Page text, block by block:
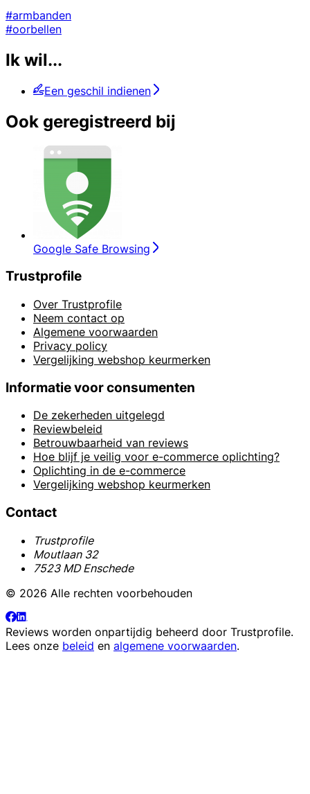
#armbanden
#oorbellen
Ik wil...
Een geschil indienen
Ook geregistreerd bij
Google Safe Browsing
Trustprofile
Over Trustprofile
Neem contact op
Algemene voorwaarden
Privacy policy
Vergelijking webshop keurmerken
Informatie voor consumenten
De zekerheden uitgelegd
Reviewbeleid
Betrouwbaarheid van reviews
Hoe blijf je veilig voor e-commerce oplichting?
Oplichting in de e-commerce
Vergelijking webshop keurmerken
Contact
Trustprofile
Moutlaan 32
7523 MD Enschede
© 2026 Alle rechten voorbehouden
Reviews worden onpartijdig beheerd door Trustprofile.
Lees onze beleid en algemene voorwaarden.